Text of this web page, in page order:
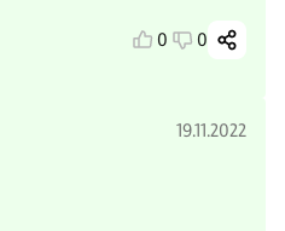
0 0
19.11.2022